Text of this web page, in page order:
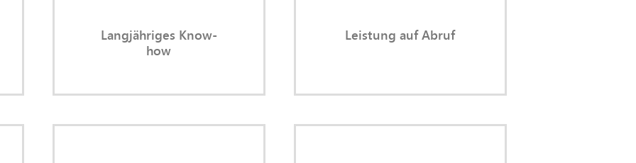
Langjähriges Know-
how
Leistung auf Abruf